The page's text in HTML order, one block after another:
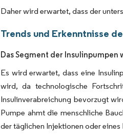
Daher wird erwartet, dass der
Trends und Erkenntnisse
Das Segment der
Es wird erwartet, dass eine
wird, da technologische
Insulinverabreichung bevorzugt
Pumpe ahmt die menschliche
der täglichen Injektionen oder eines